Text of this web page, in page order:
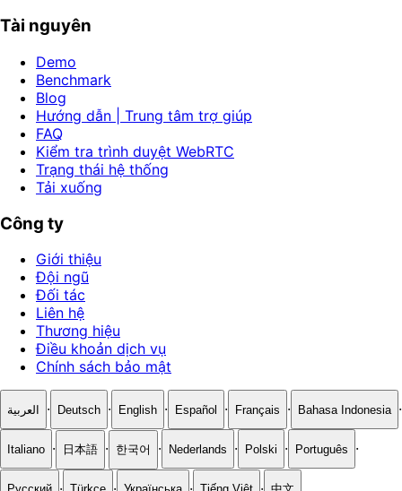
Tài nguyên
Demo
Benchmark
Blog
Hướng dẫn | Trung tâm trợ giúp
FAQ
Kiểm tra trình duyệt WebRTC
Trạng thái hệ thống
Tải xuống
Công ty
Giới thiệu
Đội ngũ
Đối tác
Liên hệ
Thương hiệu
Điều khoản dịch vụ
Chính sách bảo mật
العربية · Deutsch · English · Español · Français · Bahasa Indonesia ·
Italiano · 日本語 · 한국어 · Nederlands · Polski · Português ·